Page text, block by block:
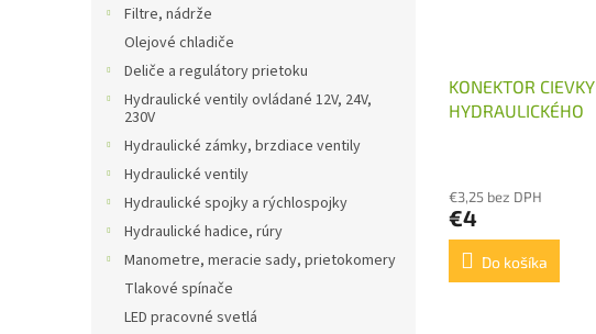
Filtre, nádrže
Olejové chladiče
Deliče a regulátory prietoku
Hydraulické ventily ovládané 12V, 24V,
230V
Hydraulické zámky, brzdiace ventily
Hydraulické ventily
Hydraulické spojky a rýchlospojky
Hydraulické hadice, rúry
Manometre, meracie sady, prietokomery
Tlakové spínače
LED pracovné svetlá
KONEKTOR CIEVKY
HYDRAULICKÉHO
€3,25 bez DPH
€4
Do košíka